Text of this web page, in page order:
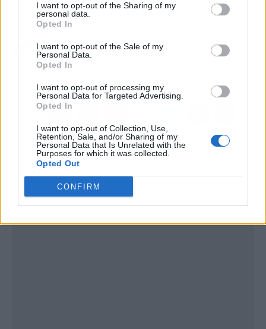
I want to opt-out of the Sharing of my
personal data.
Opted In
I want to opt-out of the Sale of my
Personal Data.
Opted In
I want to opt-out of processing my
Personal Data for Targeted Advertising.
Opted In
I want to opt-out of Collection, Use,
Retention, Sale, and/or Sharing of my
Personal Data that Is Unrelated with the
Purposes for which it was collected.
Opted Out
CONFIRM
La despedida de Lucas
Vázquez acelera venta
bomba en el Real Madrid
Plantón de Areso al
Athletic activa plan B en